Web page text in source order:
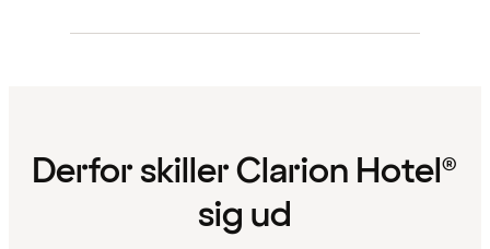
Derfor skiller Clarion Hotel®
sig ud